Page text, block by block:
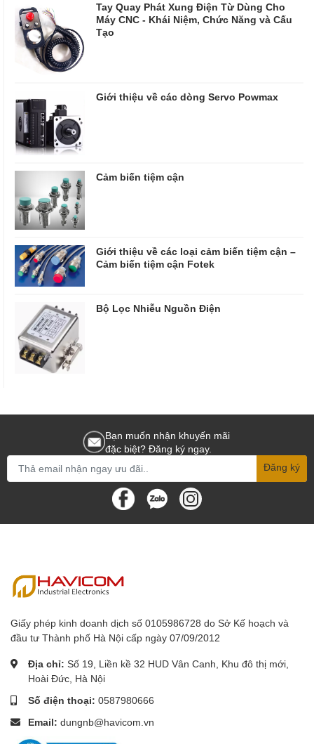
Tay Quay Phát Xung Điện Từ Dùng Cho
Máy CNC - Khái Niệm, Chức Năng và Cấu
Tạo
Giới thiệu về các dòng Servo Powmax
Cảm biến tiệm cận
Giới thiệu về các loại cảm biến tiệm cận –
Cảm biến tiệm cận Fotek
Bộ Lọc Nhiễu Nguồn Điện
Bạn muốn nhận khuyến mãi
đặc biệt? Đăng ký ngay.
Đăng ký
Giấy phép kinh doanh dịch số 0105986728 do Sở Kế hoạch và
đầu tư Thành phố Hà Nội cấp ngày 07/09/2012
Địa chỉ: Số 19, Liền kề 32 HUD Vân Canh, Khu đô thị mới,
Hoài Đức, Hà Nội
Số điện thoại: 0587980666
Email: dungnb@havicom.vn